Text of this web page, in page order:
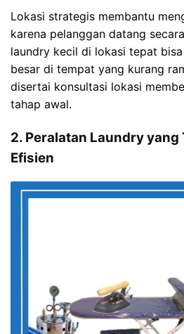
Lokasi strategis membantu
karena pelanggan datang
laundry kecil di lokasi tepat
besar di tempat yang kurang
disertai konsultasi lokasi
tahap awal.
2. Peralatan Laundry yang
Efisien